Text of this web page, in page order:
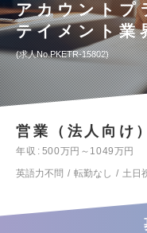
アカウントプ
テイメント業
求人No.PKETR-15802
営業（法人向け）
年収
500万円～1049万円
英語力不問
転勤なし 土日